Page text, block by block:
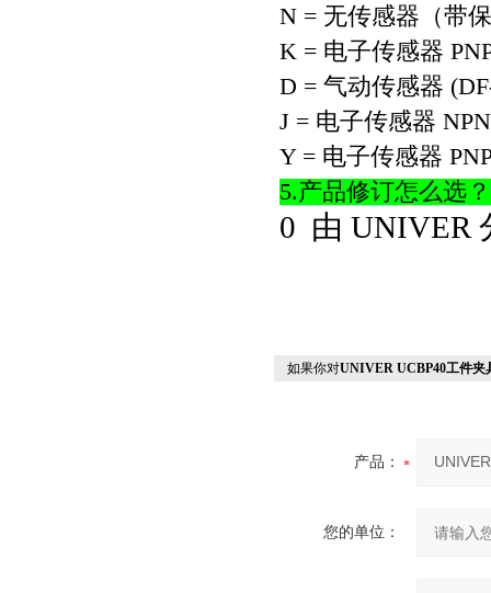
N = 无传感器（带
K = 电子传感器
D = 气动传感器
J = 电子传感器 NPN
Y = 电子传感器
5.产品修订怎么选？
0 由 UNIVER
如果你对UNIVER UCBP40工件夹
产品：
您的单位：